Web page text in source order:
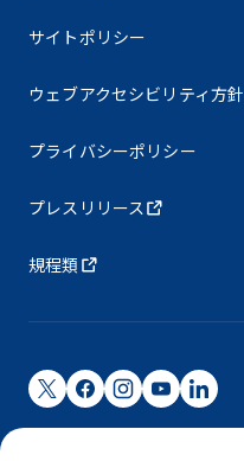
サイトポリシー
ウェブアクセシビリティ方針
プライバシーポリシー
プレスリリース
規程類